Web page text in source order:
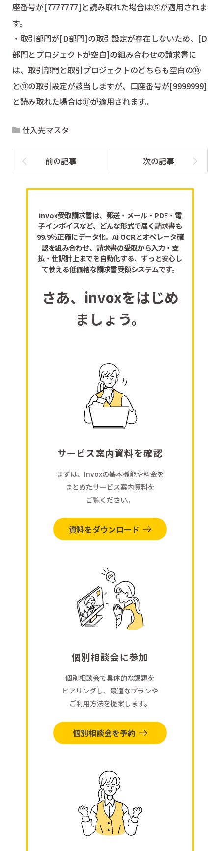
座番号が[7777777]と読み取れた場合は⑤が適用されま
す。
・取引部門が[D部門]の取引設定が存在しないため、[D
部門とプロジェクトが空白]の組み合わせの請求書に
は、取引部門と取引プロジェクトのどちらも空白の⑩
と⑪の取引設定が該当しますが、口座番号が[9999999]
と読み取れた場合は⑪が適用されます。
仕入先マスタ
invox受取請求書は、郵送・メール・PDF・電
子インボイスなど、どんな形式で届く請求書も
99.9％正確にデータ化。AI OCRとオペレータ確
認を組み合わせ、請求書の受取から入力・支
払・仕訳計上までを自動化する、ずっと安心し
て使える低価格な請求書受領システムです。
さあ、invoxをはじめ
ましょう。
サービス案内資料を確認
まずは、invoxの基本機能や料金を
まとめたサービス案内資料を
ご覧ください。
資料をダウンロード
個別相談会に参加
個別相談会で具体的な課題を
ヒアリングし、最適なプランや
ご利用方法を提案します。
個別相談会を予約